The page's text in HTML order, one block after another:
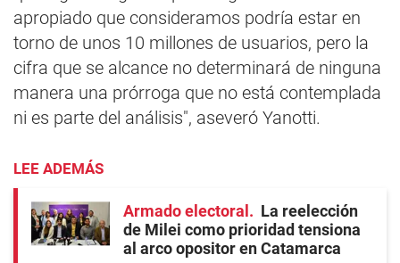
apropiado que consideramos podría estar en
torno de unos 10 millones de usuarios, pero la
cifra que se alcance no determinará de ninguna
manera una prórroga que no está contemplada
ni es parte del análisis", aseveró Yanotti.
LEE ADEMÁS
Armado electoral
La reelección
de Milei como prioridad tensiona
al arco opositor en Catamarca